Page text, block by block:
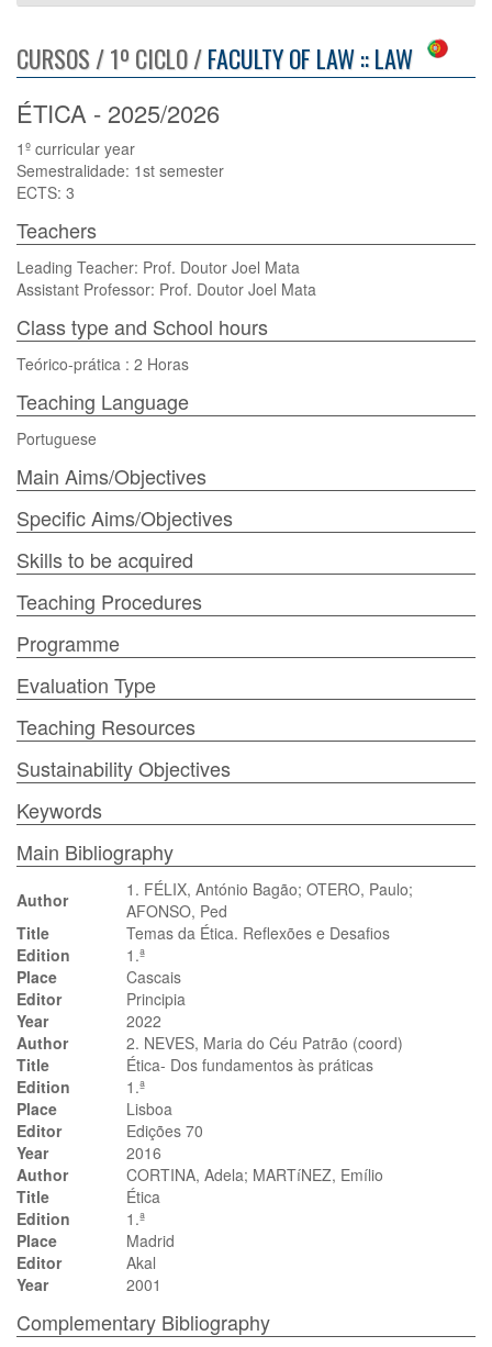
CURSOS / 1º CICLO /FACULTY OF LAW :: LAW
ÉTICA - 2025/2026
1º curricular year
Semestralidade: 1st semester
ECTS: 3
Teachers
Leading Teacher: Prof. Doutor Joel Mata
Assistant Professor: Prof. Doutor Joel Mata
Class type and School hours
Teórico-prática : 2 Horas
Teaching Language
Portuguese
Main Aims/Objectives
Specific Aims/Objectives
Skills to be acquired
Teaching Procedures
Programme
Evaluation Type
Teaching Resources
Sustainability Objectives
Keywords
Main Bibliography
Author
1. FÉLIX, António Bagão; OTERO, Paulo;
AFONSO, Ped
Title
Temas da Ética. Reflexões e Desafios
Edition
1.ª
Place
Cascais
Editor
Principia
Year
2022
Author
2. NEVES, Maria do Céu Patrão (coord)
Title
Ética- Dos fundamentos às práticas
Edition
1.ª
Place
Lisboa
Editor
Edições 70
Year
2016
Author
CORTINA, Adela; MARTíNEZ, Emílio
Title
Ética
Edition
1.ª
Place
Madrid
Editor
Akal
Year
2001
Complementary Bibliography